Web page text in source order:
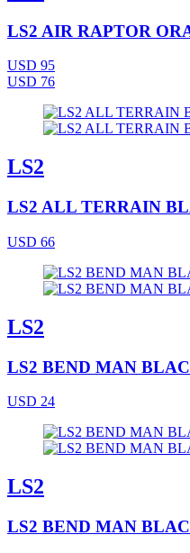
LS2 AIR RAPTOR
USD 95
USD 76
LS2
LS2 ALL TERRAIN
USD 66
LS2
LS2 BEND MAN
USD 24
LS2
LS2 BEND MAN